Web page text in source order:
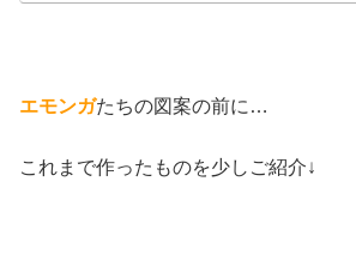
エモンガたちの図案の前に…
これまで作ったものを少しご紹介↓